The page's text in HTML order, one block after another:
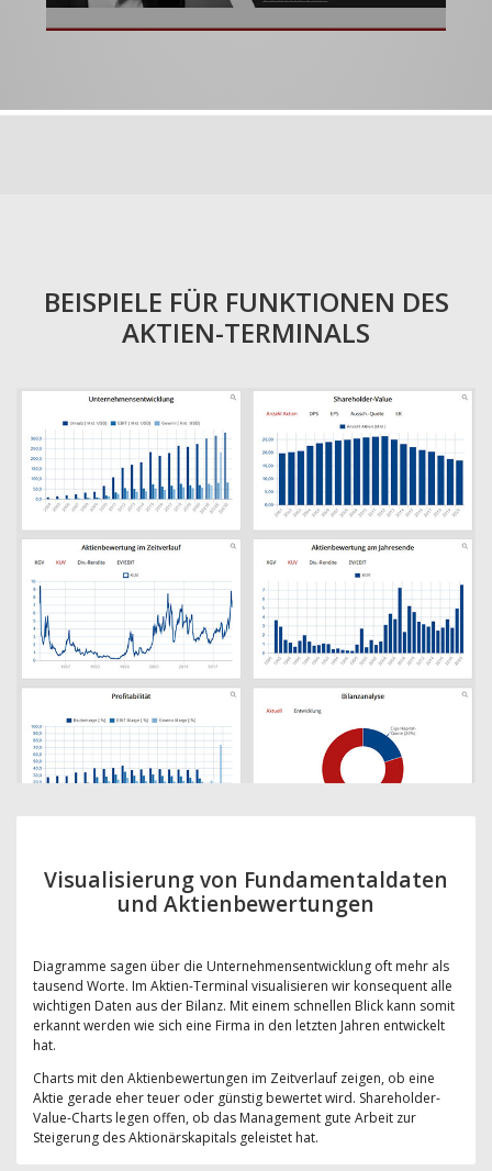
BEISPIELE FÜR FUNKTIONEN DES
AKTIEN-TERMINALS
Visualisierung von Fundamentaldaten
und Aktienbewertungen
Diagramme sagen über die Unternehmensentwicklung oft mehr als
tausend Worte. Im Aktien-Terminal visualisieren wir konsequent alle
wichtigen Daten aus der Bilanz. Mit einem schnellen Blick kann somit
erkannt werden wie sich eine Firma in den letzten Jahren entwickelt
hat.
Charts mit den Aktienbewertungen im Zeitverlauf zeigen, ob eine
Aktie gerade eher teuer oder günstig bewertet wird. Shareholder-
Value-Charts legen offen, ob das Management gute Arbeit zur
Steigerung des Aktionärskapitals geleistet hat.